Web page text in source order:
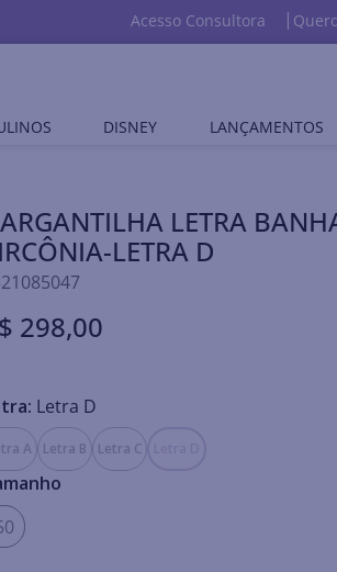
Acesso Consultora
DISNEY LANÇAMENTOS
LETRA
LETRA D
298,00
Letra D
A Letra B Letra C